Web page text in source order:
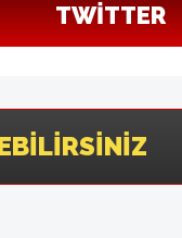
TWITTER